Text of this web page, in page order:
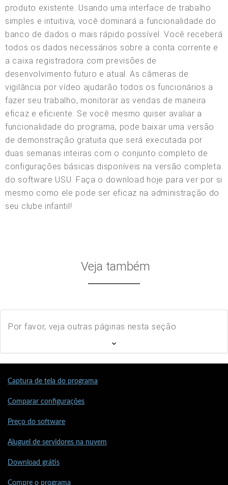
produto existente. Usando uma interface de trabalho
simples e intuitiva, você dominará a funcionalidade do
banco de dados o mais rápido possível. Você receberá
todos os dados necessários sobre a conta corrente e
a caixa registradora com previsões de
desenvolvimento futuro e atual. As câmeras de
vigilância por vídeo ajudarão todos os funcionários a
fazer seu trabalho, monitorar as vendas de maneira
eficaz e eficiente. Se você mesmo quiser avaliar a
funcionalidade do programa, pode baixar uma versão
de demonstração gratuita que será executada por
duas semanas inteiras com o conjunto completo de
configurações básicas disponíveis na versão completa
do software USU. Faça o download hoje para ver por si
mesmo como ele pode ser eficaz na administração do
seu clube infantil!
Veja também
Por favor, veja outras páginas nesta seção
Captura de tela do programa
Comparar configurações
Preço do software
Aluguel de servidores na nuvem
Download grátis
Compre o programa